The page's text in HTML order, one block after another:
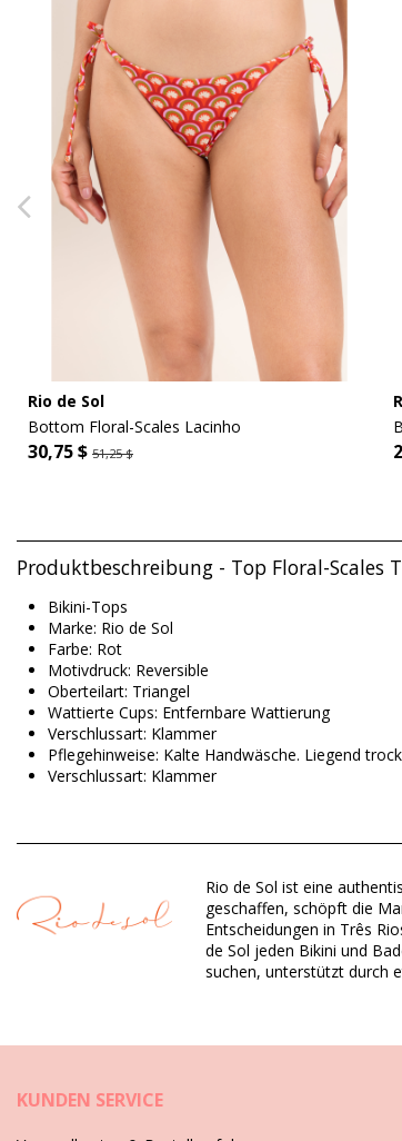
Rio de Sol
Bottom Floral-Scales Lacinho
30,75 $ 51,25 $
Produktbeschreibung - Top Floral-Scales
Bikini-Tops
Marke: Rio de Sol
Farbe: Rot
Motivdruck: Reversible
Oberteilart: Triangel
Wattierte Cups: Entfernbare Wattierung
Verschlussart: Klammer
Pflegehinweise: Kalte Handwäsche. Liegend
Verschlussart: Klammer
Material Oberstoff: 84% Biodegradable Nylon
Futter: 84% Biodegradable Nylon (AMNI SOUL
UV-Schutz: UPF 50+
HS CODE: 6112.41.0010
EAN: XS (7899810361035), S
Gewicht: 55g / 0.12lb / 1.94oz
Print ist nicht exakt und kann je nach Schnitt
Rio de Sol ist eine
geschaffen, schöpft die
Entscheidungen in Três
de Sol jeden Bikini und
suchen, unterstützt durch
KUNDEN SERVICE